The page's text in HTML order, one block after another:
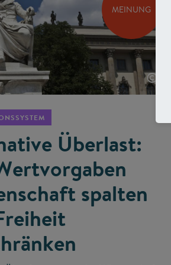
MEINUNG
©
Überlast:
spalten